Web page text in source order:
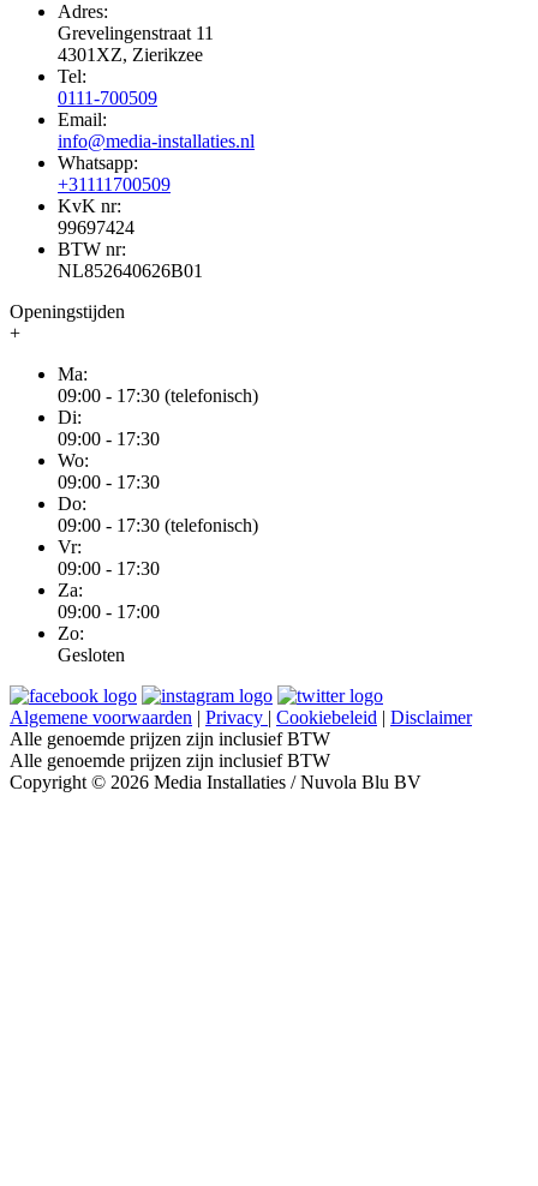
Adres:
Grevelingenstraat 11
4301XZ, Zierikzee
Tel:
0111-700509
Email:
info@media-installaties.nl
Whatsapp:
+31111700509
KvK nr:
99697424
BTW nr:
NL852640626B01
Openingstijden
+
Ma:
09:00 - 17:30 (telefonisch)
Di:
09:00 - 17:30
Wo:
09:00 - 17:30
Do:
09:00 - 17:30 (telefonisch)
Vr:
09:00 - 17:30
Za:
09:00 - 17:00
Zo:
Gesloten
Algemene voorwaarden | Privacy | Cookiebeleid | Disclaimer
Alle genoemde prijzen zijn inclusief BTW
Alle genoemde prijzen zijn inclusief BTW
Copyright © 2026 Media Installaties / Nuvola Blu BV